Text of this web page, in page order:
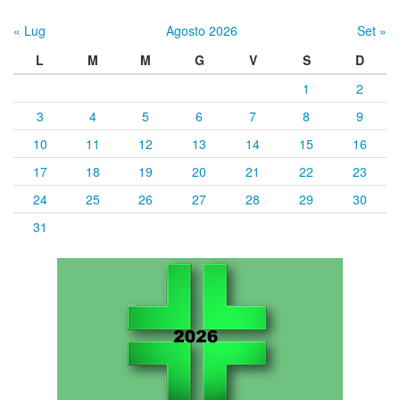
« Lug Agosto 2026
Set »
L
M M G V S
D
1
2
3
4 5 6 7 8
9
10
11 12 13 14 15
16
17
18 19 20 21 22
23
24
25 26 27 28 29
30
31